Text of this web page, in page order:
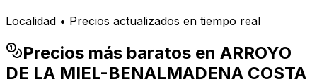
Localidad • Precios actualizados en tiempo real
Precios más baratos en ARROYO
DE LA MIEL-BENALMADENA COSTA